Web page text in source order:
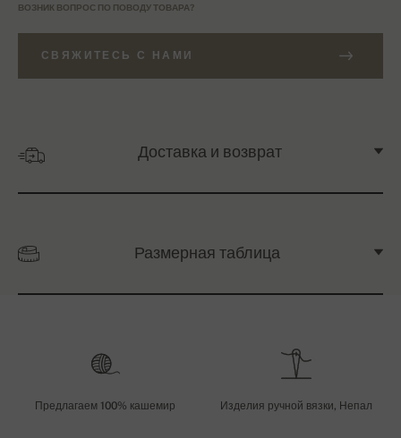
ВОЗНИК ВОПРОС ПО ПОВОДУ ТОВАРА?
СВЯЖИТЕСЬ С НАМИ
Доставка и возврат
Размерная таблица
Предлагаем 100% кашемир Изделия ручной вязки, Непал